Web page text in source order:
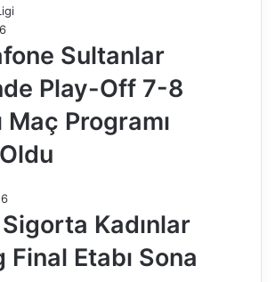
Sultanlar
Play-Off 7-8
Maç Programı
Kadınlar
Final Etabı Sona